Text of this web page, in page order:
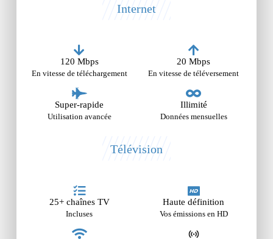
Internet
120 Mbps
En vitesse de téléchargement
20 Mbps
En vitesse de téléversement
Super-rapide
Utilisation avancée
Illimité
Données mensuelles
Télévision
25+ chaînes TV
Incluses
Haute définition
Vos émissions en HD